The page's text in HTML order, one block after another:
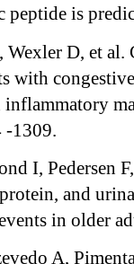
peptide is
Wexler D, et
with
-1309.
I, Pedersen
and
in older
A,